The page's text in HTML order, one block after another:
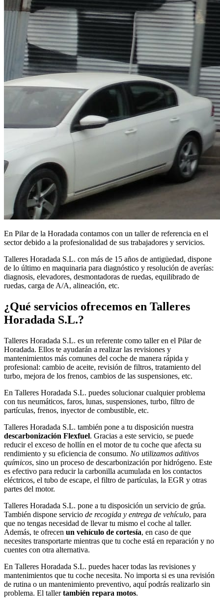
En Pilar de la Horadada contamos con un taller de referencia en el
sector debido a la profesionalidad de sus trabajadores y servicios.
Talleres Horadada S.L. con más de 15 años de antigüedad, dispone
de lo último en maquinaria para diagnóstico y resolución de averías:
diagnosis, elevadores, desmontadoras de ruedas, equilibrado de
ruedas, carga de A/A, alineación, etc.
¿Qué servicios ofrecemos en Talleres
Horadada S.L.?
Talleres Horadada S.L. es un referente como taller en el Pilar de
Horadada. Ellos te ayudarán a realizar las revisiones y
mantenimientos más comunes del coche de manera rápida y
profesional: cambio de aceite, revisión de filtros, tratamiento del
turbo, mejora de los frenos, cambios de las suspensiones, etc.
En Talleres Horadada S.L. puedes solucionar cualquier problema
con tus neumáticos, faros, lunas, suspensiones, turbo, filtro de
partículas, frenos, inyector de combustible, etc.
Talleres Horadada S.L. también pone a tu disposición nuestra
descarbonización Flexfuel. Gracias a este servicio, se puede
reducir el exceso de hollín en el motor de tu coche que afecta su
rendimiento y su eficiencia de consumo. No utilizamos aditivos
químicos, sino un proceso de descarbonización por hidrógeno. Este
es efectivo para reducir la carbonilla acumulada en los contactos
eléctricos, el tubo de escape, el filtro de partículas, la EGR y otras
partes del motor.
Talleres Horadada S.L. pone a tu disposición un servicio de grúa.
También dispone servicio de recogida y entrega de vehículo, para
que no tengas necesidad de llevar tu mismo el coche al taller.
Además, te ofrecen un vehículo de cortesía, en caso de que
necesites transportarte mientras que tu coche está en reparación y no
cuentes con otra alternativa.
En Talleres Horadada S.L. puedes hacer todas las revisiones y
mantenimientos que tu coche necesita. No importa si es una revisión
de rutina o un mantenimiento preventivo, aquí podrás realizarlo sin
problema. El tallertambién repara motos.